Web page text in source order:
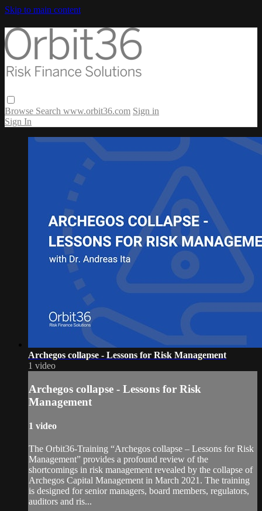
Skip to main content
Browse Search www.orbit36.com Sign in
Sign In
Archegos collapse - Lessons for Risk Management
1 video
Archegos collapse - Lessons for Risk
Management
1 video
The Orbit36-Training “Archegos collapse – Lessons for Risk
Management” provides a profound review of the
shortcomings in risk management revealed by the collapse of
Archegos Capital Management in March 2021. The training
is designed for senior managers, board members, regulators,
auditors and ris...